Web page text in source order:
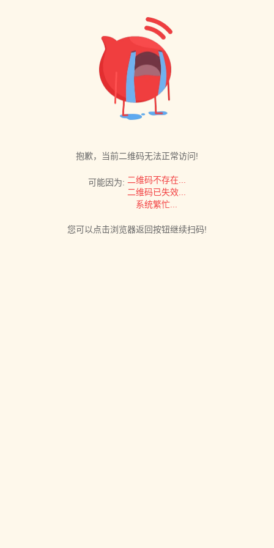
抱歉，当前二维码无法正常访问!
可能因为: 二维码不存在...
二维码已失效...
系统繁忙...
您可以点击浏览器返回按钮继续扫码!